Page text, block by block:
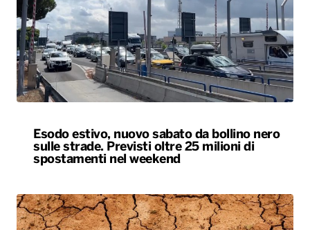
Esodo estivo, nuovo sabato da bollino nero
sulle strade. Previsti oltre 25 milioni di
spostamenti nel weekend